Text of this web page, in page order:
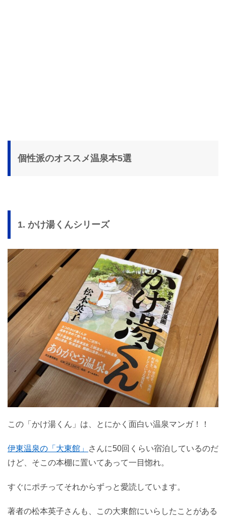
個性派のオススメ温泉本5選
1. かけ湯くんシリーズ
この「かけ湯くん」は、とにかく面白い温泉マンガ！！
伊東温泉の「大東館」
さんに50回くらい宿泊しているのだ
けど、そこの本棚に置いてあって一目惚れ。
すぐにポチってそれからずっと愛読しています。
著者の松本英子さんも、この大東館にいらしたことがある